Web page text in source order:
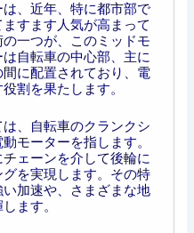
、近年、特に都市部で
すます人気が高まって
一つが、このミッドモ
自転車の中心部、主に
に配置されており、電
割を果たします。
、自転車のクランクシ
モーターを指します。
ェーンを介して後輪に
を実現します。その特
加速や、さまざまな地
ます。